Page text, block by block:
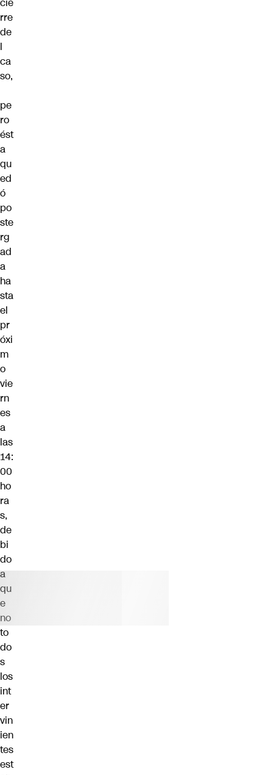
rre
de
l
ca
so,
pe
ro
ést
a
qu
ed
ó
po
ste
rg
ad
a
ha
sta
el
pr
óxi
m
o
vie
rn
es
a
las
14:
00
ho
ra
s,
de
bi
do
a
qu
e
no
to
do
s
los
int
er
vin
ien
tes
est